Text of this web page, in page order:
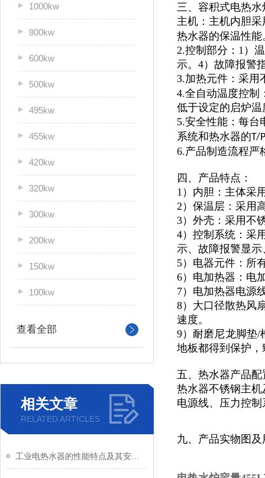
1000kw
800kw
600kw
500kw
495kw
455kw
420kw
320kw
300kw
200kw
150kw
100kw
查看全部
相关文章
RELATED ARTICLES
三、容积式电热
主机：主机内胆
热水器的保温性能
2.控制部分：1）
示。4）故障报警
3.加热元件：采用
4.全自动温度控制
低于设定的启炉
5.安全性能：每台
系统和热水器的T/P
6.产品制造流程严
四、产品特点：
1）内胆：主体采
2）保温层：采用
3）外壳：采用不
4）控制系统：采
示、故障报警显
5）电器元件：所
6）电加热器：电
7）电加热器电源
8）大口径散热风
速度。
9）耐磨尼龙脚垫/
地板都得到保护
五、热水器产品配
热水器不锈钢主
电源线、压力控
九、产品实物图